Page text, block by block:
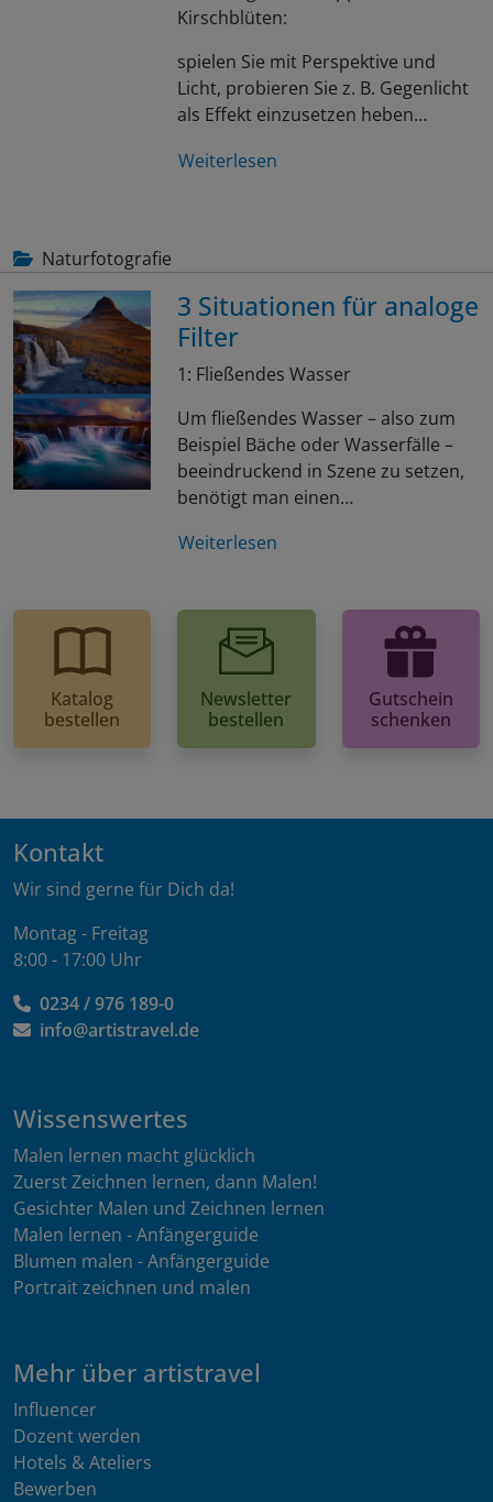
Kirschblüten:
spielen Sie mit Perspektive und
Licht, probieren Sie z. B. Gegenlicht
als Effekt einzusetzen heben…
Weiterlesen
Naturfotografie
3 Situationen für analoge
Filter
1: Fließendes Wasser
Um fließendes Wasser – also zum
Beispiel Bäche oder Wasserfälle –
beeindruckend in Szene zu setzen,
benötigt man einen…
Weiterlesen
Katalog
bestellen
Newsletter
bestellen
Gutschein
schenken
Kontakt
Wir sind gerne für Dich da!
Montag - Freitag
8:00 - 17:00 Uhr
0234 / 976 189-0
info@artistravel.de
Wissenswertes
Malen lernen macht glücklich
Zuerst Zeichnen lernen, dann Malen!
Gesichter Malen und Zeichnen lernen
Malen lernen - Anfängerguide
Blumen malen - Anfängerguide
Portrait zeichnen und malen
Mehr über artistravel
Influencer
Dozent werden
Hotels & Ateliers
Bewerben